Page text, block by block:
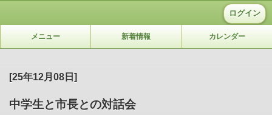
ログイン
メニュー 新着情報 カレンダー
[25年12月08日]
中学生と市長との対話会